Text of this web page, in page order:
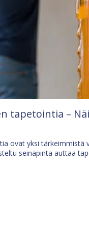
tapetointia –
ovat yksi tärkeimmistä
seinäpinta auttaa